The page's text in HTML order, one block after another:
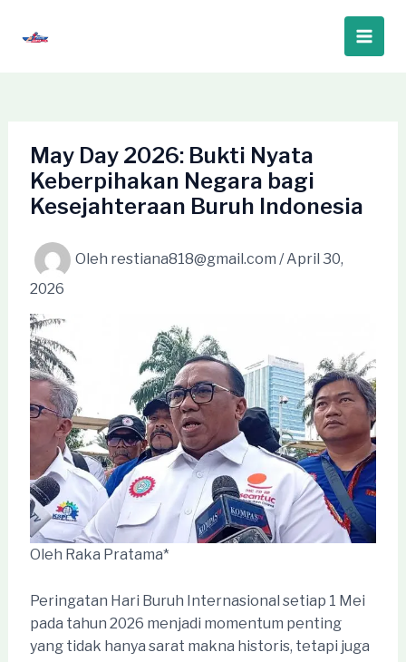
Main
May Day 2026: Bukti Nyata
Keberpihakan Negara bagi
Kesejahteraan Buruh Indonesia
Oleh restiana818@gmail.com /April 30,
2026
Oleh Raka Pratama*
Peringatan Hari Buruh Internasional setiap 1 Mei
pada tahun 2026 menjadi momentum penting
yang tidak hanya sarat makna historis, tetapi juga